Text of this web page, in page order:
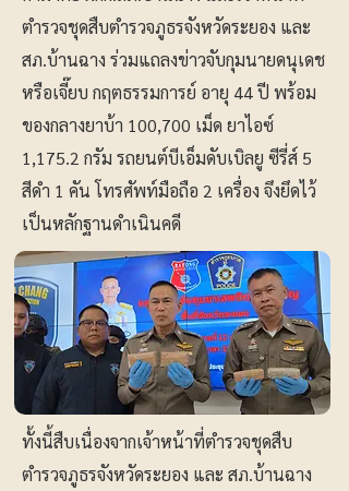
ตำรวจชุดสืบตำรวจภูธรจังหวัดระยอง และ
สภ.บ้านฉาง ร่วมแถลงข่าวจับกุมนายดนุเดช
หรือเจี๊ยบ กฤตธรรมการย์ อายุ 44 ปี พร้อม
ของกลางยาบ้า 100,700 เม็ด ยาไอซ์
1,175.2 กรัม รถยนต์บีเอ็มดับเบิลยู ซีรี่ส์ 5
สีดำ 1 คัน โทรศัพท์มือถือ 2 เครื่อง จึงยึดไว้
เป็นหลักฐานดำเนินคดี
ทั้งนี้สืบเนื่องจากเจ้าหน้าที่ตำรวจชุดสืบ
ตำรวจภูธรจังหวัดระยอง และ สภ.บ้านฉาง